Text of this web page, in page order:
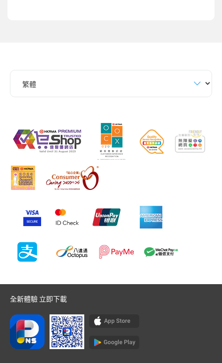
全新體驗 立即下載